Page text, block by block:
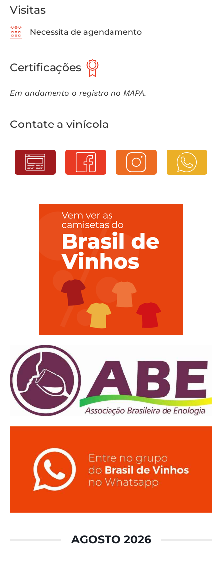
Visitas
Necessita de agendamento
Certificações
Em andamento o registro no MAPA.
Contate a vinícola
AGOSTO 2026